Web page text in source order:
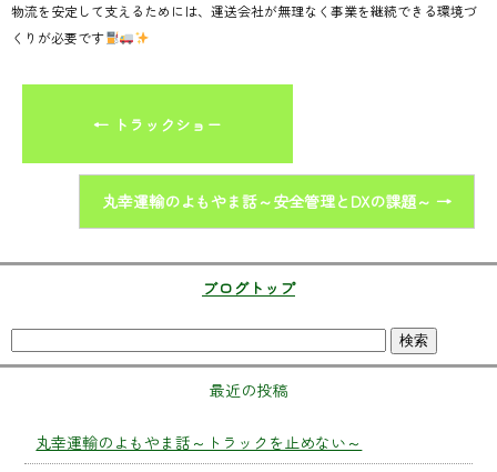
物流を安定して支えるためには、運送会社が無理なく事業を継続できる環境づ
くりが必要です
← トラックショー
丸幸運輸のよもやま話～安全管理とDXの課題～ →
ブログトップ
最近の投稿
丸幸運輸のよもやま話～トラックを止めない～